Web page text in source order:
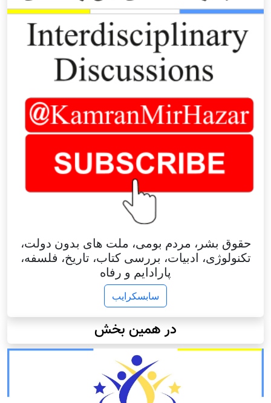
حقوق بشر، مردم بومی، ملت های بدون دولت،
تکنولوژی، ادبیات، بررسی کتاب، تاریخ، فلسفه،
پارادایم و رفاه
سابسکرایب
در همین بخش